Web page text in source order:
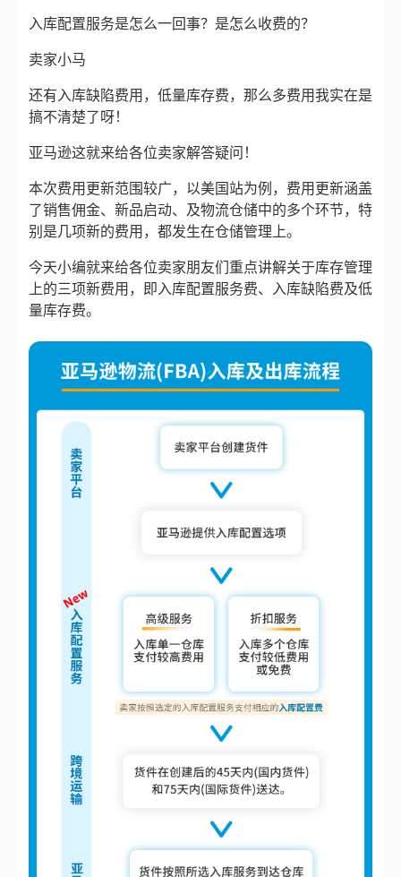
入库配置服务是怎么一回事？是怎么收费的？
卖家小马
还有入库缺陷费用，低量库存费，那么多费用我实在是
搞不清楚了呀！
亚马逊这就来给各位卖家解答疑问！
本次费用更新范围较广，以美国站为例，费用更新涵盖
了销售佣金、 新品启动、及物流仓储中的多个环节，特
别是几项新的费用，都发生在仓储管理上。
今天小编就来给各位卖家朋友们重点讲解关于库存管理
上的三项新费用，即入库配置服务费、入库缺陷费及低
量库存费。